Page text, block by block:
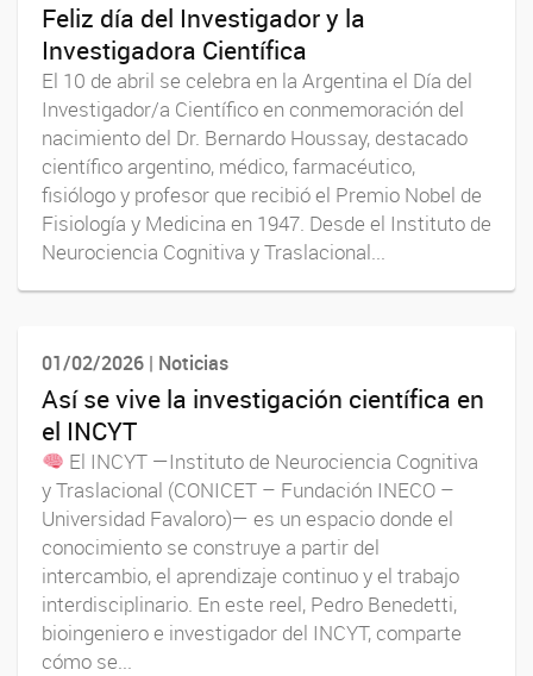
Feliz día del Investigador y la
Investigadora Científica
El 10 de abril se celebra en la Argentina el Día del
Investigador/a Científico en conmemoración del
nacimiento del Dr. Bernardo Houssay, destacado
científico argentino, médico, farmacéutico,
fisiólogo y profesor que recibió el Premio Nobel de
Fisiología y Medicina en 1947. Desde el Instituto de
Neurociencia Cognitiva y Traslacional...
01/02/2026 | Noticias
Así se vive la investigación científica en
el INCYT
El INCYT —Instituto de Neurociencia Cognitiva
y Traslacional (CONICET – Fundación INECO –
Universidad Favaloro)— es un espacio donde el
conocimiento se construye a partir del
intercambio, el aprendizaje continuo y el trabajo
interdisciplinario. En este reel, Pedro Benedetti,
bioingeniero e investigador del INCYT, comparte
cómo se...